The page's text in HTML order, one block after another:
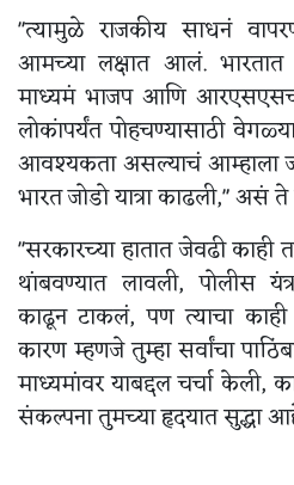
"त्यामुळे राजकीय साधनं
आमच्या लक्षात आलं. भारतात
माध्यमं भाजप आणि
लोकांपर्यंत पोहचण्यासाठी
आवश्यकता असल्याचं आम्हाला
भारत जोडो यात्रा काढली," असं
"सरकारच्या हातात जेवढी काही
थांबवण्यात लावली, पोलीस
काढून टाकलं, पण त्याचा काही
कारण म्हणजे तुम्हा सर्वांचा
माध्यमांवर याबद्दल चर्चा केली,
संकल्पना तुमच्या हृदयात सुद्धा